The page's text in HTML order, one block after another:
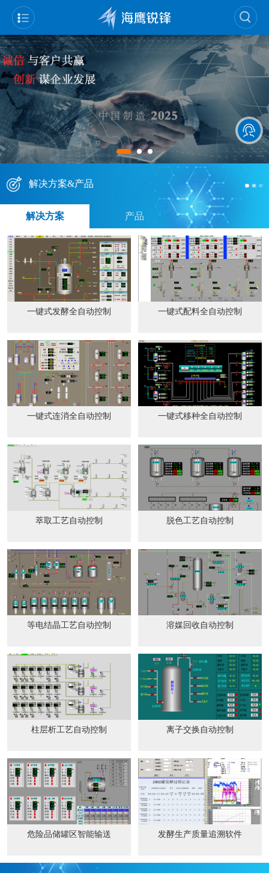
解决方案&产品
解决方案 产品
一键式发酵全自动控制 一键式配料全自动控制
一键式连消全自动控制 一键式移种全自动控制
萃取工艺自动控制 脱色工艺自动控制
等电结晶工艺自动控制 溶媒回收自动控制
柱层析工艺自动控制 离子交换自动控制
危险品储罐区智能输送 发酵生产质量追溯软件